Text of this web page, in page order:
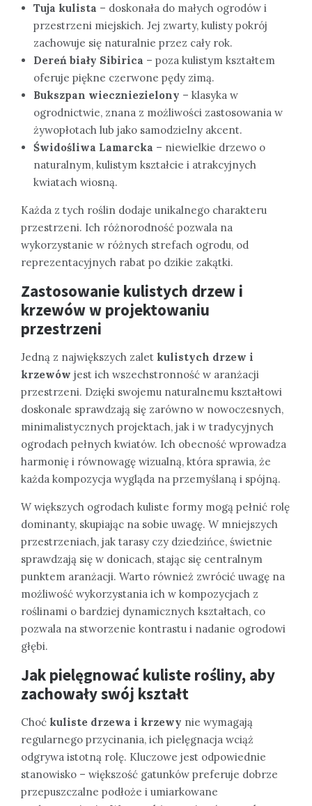
Tuja kulista – doskonała do małych ogrodów i
przestrzeni miejskich. Jej zwarty, kulisty pokrój
zachowuje się naturalnie przez cały rok.
Dereń biały Sibirica – poza kulistym kształtem
oferuje piękne czerwone pędy zimą.
Bukszpan wieczniezielony – klasyka w
ogrodnictwie, znana z możliwości zastosowania w
żywopłotach lub jako samodzielny akcent.
Świdośliwa Lamarcka – niewielkie drzewo o
naturalnym, kulistym kształcie i atrakcyjnych
kwiatach wiosną.
Każda z tych roślin dodaje unikalnego charakteru
przestrzeni. Ich różnorodność pozwala na
wykorzystanie w różnych strefach ogrodu, od
reprezentacyjnych rabat po dzikie zakątki.
Zastosowanie kulistych drzew i
krzewów w projektowaniu
przestrzeni
Jedną z największych zalet kulistych drzew i
krzewów jest ich wszechstronność w aranżacji
przestrzeni. Dzięki swojemu naturalnemu kształtowi
doskonale sprawdzają się zarówno w nowoczesnych,
minimalistycznych projektach, jak i w tradycyjnych
ogrodach pełnych kwiatów. Ich obecność wprowadza
harmonię i równowagę wizualną, która sprawia, że
każda kompozycja wygląda na przemyślaną i spójną.
W większych ogrodach kuliste formy mogą pełnić rolę
dominanty, skupiając na sobie uwagę. W mniejszych
przestrzeniach, jak tarasy czy dziedzińce, świetnie
sprawdzają się w donicach, stając się centralnym
punktem aranżacji. Warto również zwrócić uwagę na
możliwość wykorzystania ich w kompozycjach z
roślinami o bardziej dynamicznych kształtach, co
pozwala na stworzenie kontrastu i nadanie ogrodowi
głębi.
Jak pielęgnować kuliste rośliny, aby
zachowały swój kształt
Choć kuliste drzewa i krzewy nie wymagają
regularnego przycinania, ich pielęgnacja wciąż
odgrywa istotną rolę. Kluczowe jest odpowiednie
stanowisko – większość gatunków preferuje dobrze
przepuszczalne podłoże i umiarkowane